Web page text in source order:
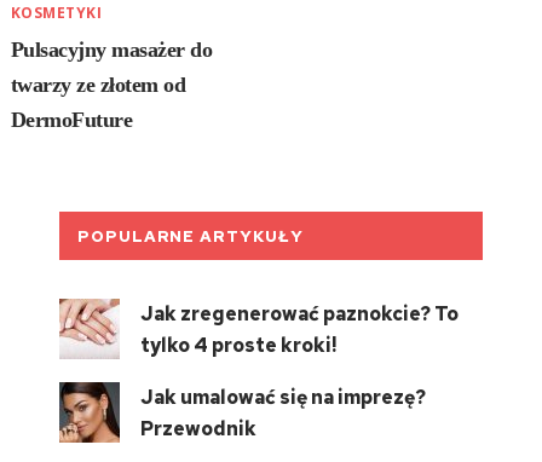
KOSMETYKI
Pulsacyjny masażer do
twarzy ze złotem od
DermoFuture
POPULARNE ARTYKUŁY
Jak zregenerować paznokcie? To
tylko 4 proste kroki!
Jak umalować się na imprezę?
Przewodnik